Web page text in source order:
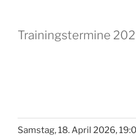
Trainingstermine
Samstag, 18. April 2026,